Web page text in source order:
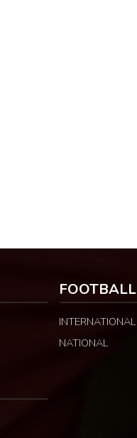
FOOTBALL
INTERNATIONAL
NATIONAL